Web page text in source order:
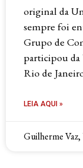
original da
sempre foi
Grupo de
participou
Rio de
LEIA AQUI »
Guilherme